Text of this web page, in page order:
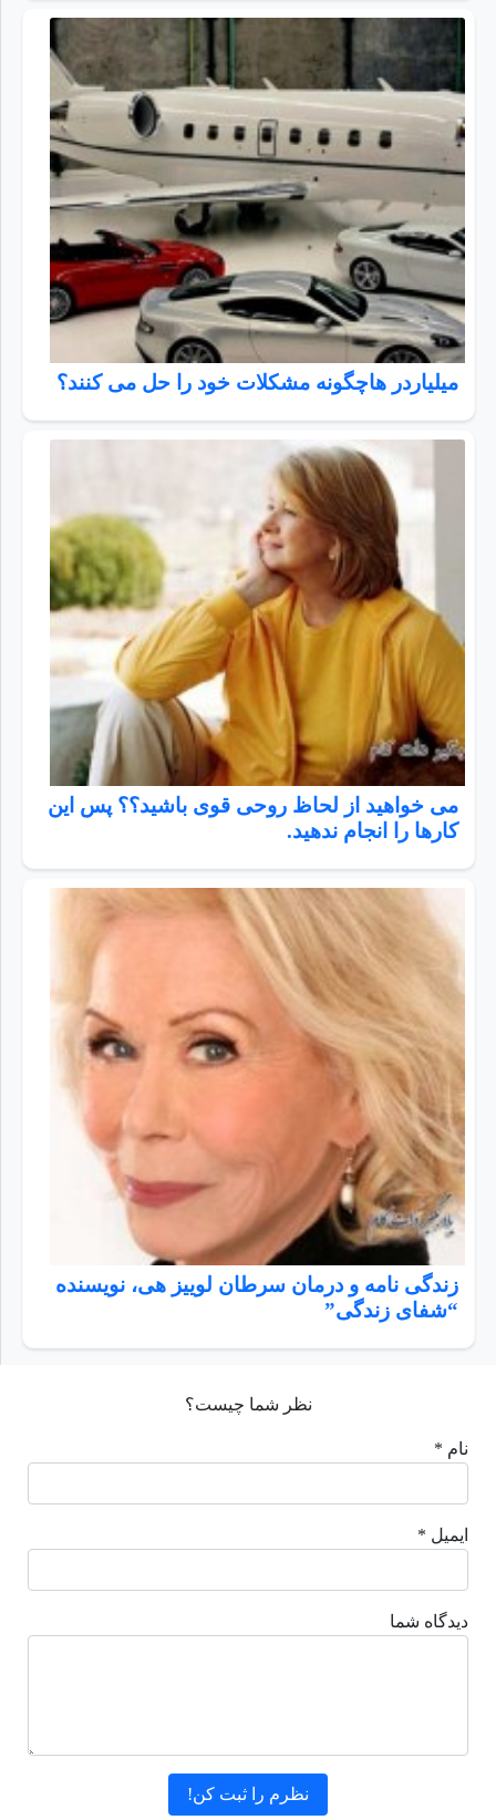
میلیاردر هاچگونه مشکلات خود را حل می کنند؟
می خواهید از لحاظ روحی قوی باشید؟؟ پس این
کارها را انجام ندهید.
زندگی نامه و درمان سرطان لوییز هی، نویسنده
“شفای زندگی”
نظر شما چیست؟
نام *
ایمیل *
دیدگاه شما